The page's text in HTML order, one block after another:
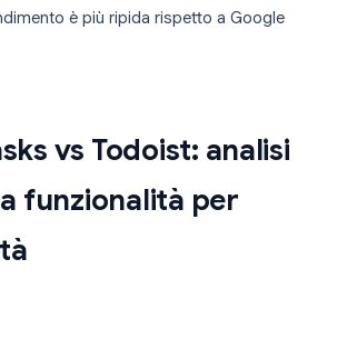
è più ripida rispetto a Google
vs Todoist: analisi
funzionalità per